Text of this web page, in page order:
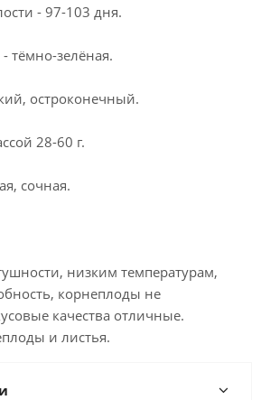
- 97-103 дня.
тёмно-зелёная.
остроконечный.
28-60 г.
сочная.
низким температурам,
корнеплоды не
качества отличные.
и листья.